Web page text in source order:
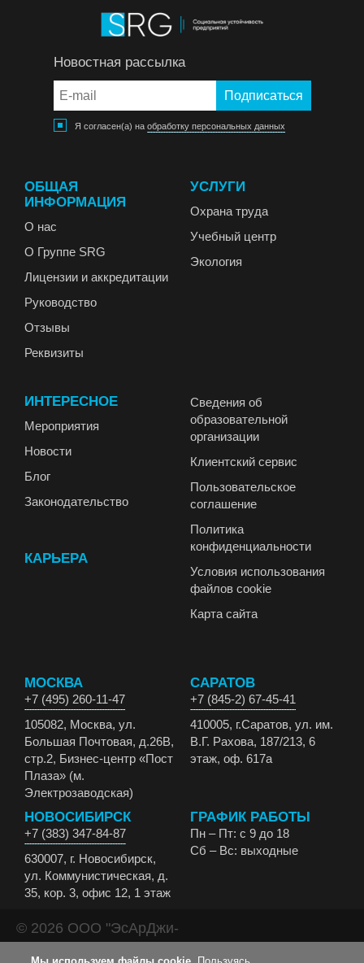
Новостная рассылка
Я согласен(а) на обработку персональных данных
ОБЩАЯ
ИНФОРМАЦИЯ
О нас
О Группе SRG
Лицензии и аккредитации
Руководство
Отзывы
Реквизиты
УСЛУГИ
Охрана труда
Учебный центр
Экология
ИНТЕРЕСНОЕ
Мероприятия
Новости
Блог
Законодательство
КАРЬЕРА
Сведения об
образовательной
организации
Клиентский сервис
Пользовательское
соглашение
Политика
конфиденциальности
Условия использования
файлов cookie
Карта сайта
МОСКВА
+7 (495) 260-11-47
105082, Москва, ул.
Большая Почтовая, д.26В,
стр.2, Бизнес-центр «Пост
Плаза» (м.
Электрозаводская)
САРАТОВ
+7 (845-2) 67-45-41
410005, г.Саратов, ул. им.
В.Г. Рахова, 187/213, 6
этаж, оф. 617а
НОВОСИБИРСК
+7 (383) 347-84-87
630007, г. Новосибирск,
ул. Коммунистическая, д.
35, кор. 3, офис 12, 1 этаж
ГРАФИК РАБОТЫ
Пн – Пт: с 9 до 18
Сб – Вс: выходные
© 2026 ООО "ЭсАрДжи-